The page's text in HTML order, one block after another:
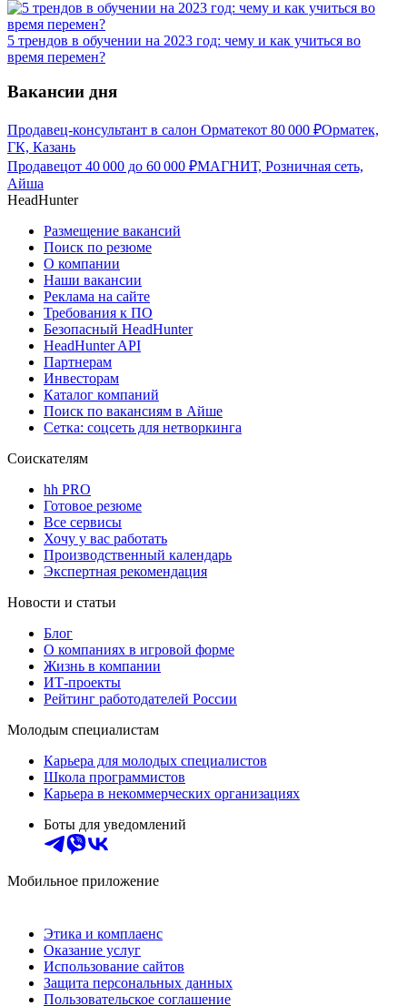
5 трендов в обучении на 2023 год: чему и как учиться во
время перемен?
Вакансии дня
Продавец-консультант в салон Орматекот 80 000 ₽Орматек,
ГК, Казань
Продавецот 40 000 до 60 000 ₽МАГНИТ, Розничная сеть,
Айша
HeadHunter
Размещение вакансий
Поиск по резюме
О компании
Наши вакансии
Реклама на сайте
Требования к ПО
Безопасный HeadHunter
HeadHunter API
Партнерам
Инвесторам
Каталог компаний
Поиск по вакансиям в Айше
Сетка: соцсеть для нетворкинга
Соискателям
hh PRO
Готовое резюме
Все сервисы
Хочу у вас работать
Производственный календарь
Экспертная рекомендация
Новости и статьи
Блог
О компаниях в игровой форме
Жизнь в компании
ИТ-проекты
Рейтинг работодателей России
Молодым специалистам
Карьера для молодых специалистов
Школа программистов
Карьера в некоммерческих организациях
Боты для уведомлений
Мобильное приложение
Этика и комплаенс
Оказание услуг
Использование сайтов
Защита персональных данных
Пользовательское соглашение